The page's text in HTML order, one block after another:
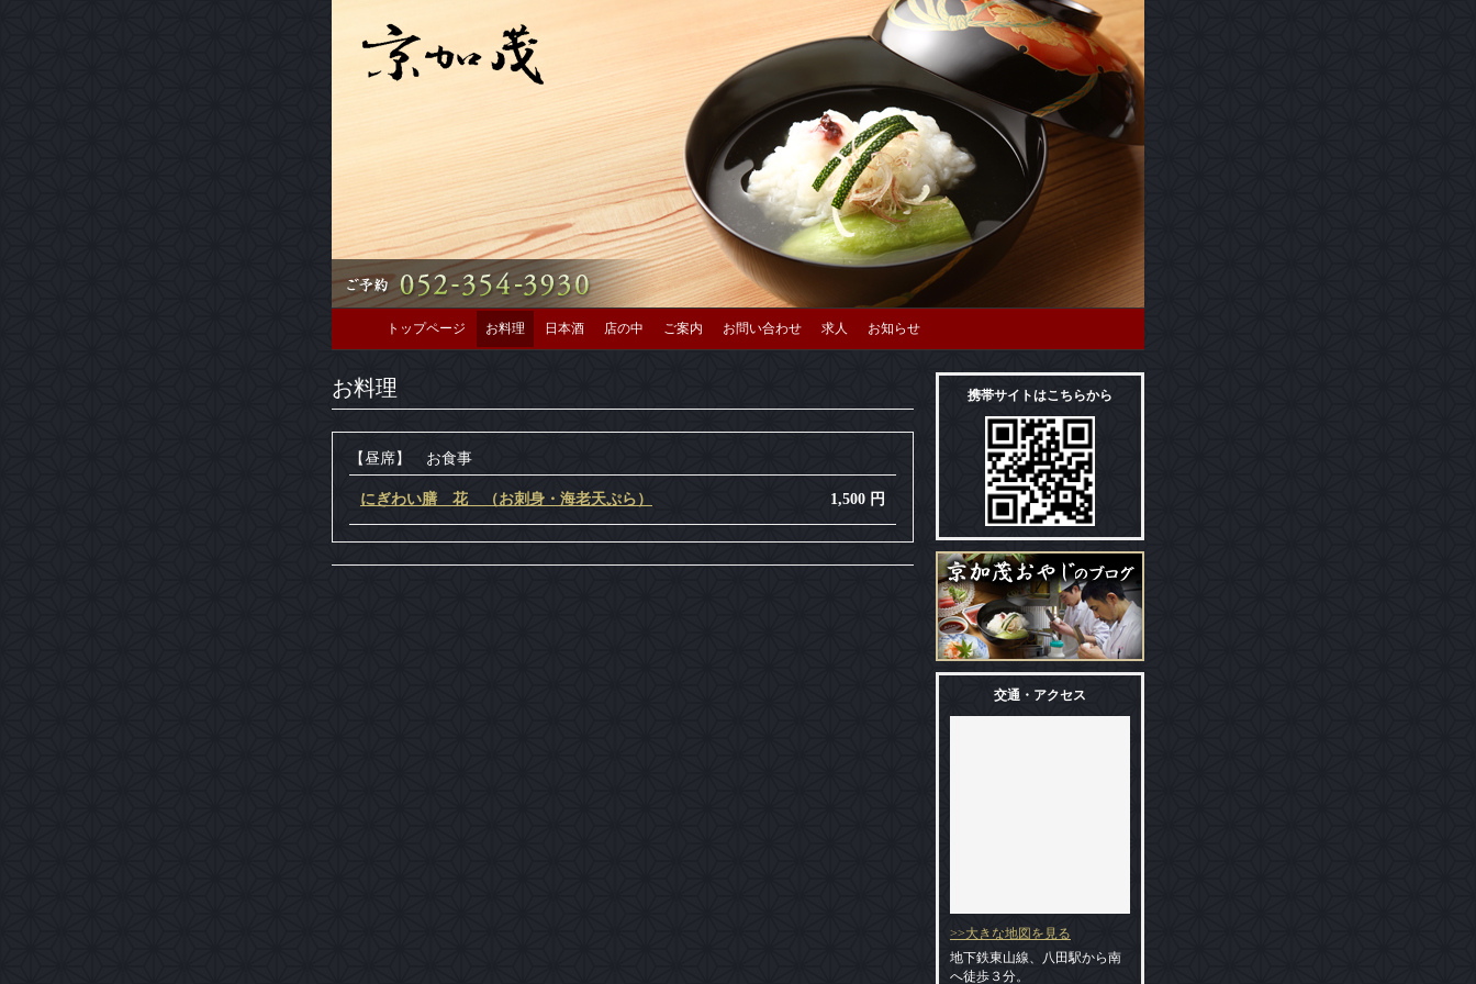
トップページ お料理 日本酒 店の中 ご案内 お問い合わせ 求人 お知らせ
お料理
【昼席】 お食事
1,500 円
にぎわい膳 花 （お刺身・海老天ぷら）
携帯サイトはこちらから
交通・アクセス
>>大きな地図を見る
地下鉄東山線、八田駅から南
へ徒歩３分。